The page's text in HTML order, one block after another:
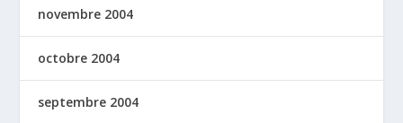
novembre 2004
octobre 2004
septembre 2004